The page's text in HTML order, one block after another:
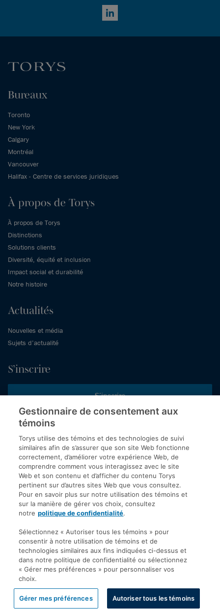
LinkedIn
Bureaux
Toronto
New York
Calgary
Montréal
Vancouver
Halifax - Centre de services juridiques
À propos de Torys
À propos de Torys
Distinctions
Solutions clients
Diversité, équité et inclusion
Impact social et durabilité
Notre histoire
Actualités
Nouvelles et média
Sujets d’actualité
S’inscrire
S’inscrire
Inscrivez-vous aux publications de Torys pour recevoir nos derniers
commentaires, notre calendrier de webinaires et d’événements et
plus encore.
© 2026 Société d'avocats Torys S.E.N.C.R.L. Tous droits
réservés.
Politique de protection des renseignements personnels
Droit d’auteur
Avis de non-responsabilité
Modalités générales
Accessibilité
Gestionnaire de consentement aux
témoins
Torys utilise des témoins et des technologies de suivi
similaires afin de s’assurer que son site Web fonctionne
correctement, d’améliorer votre expérience Web, de
comprendre comment vous interagissez avec le site
Web et son contenu et d’afficher du contenu Torys
pertinent sur d’autres sites Web que vous consultez.
Pour en savoir plus sur notre utilisation des témoins et
sur la manière de gérer vos choix, consultez
notre politique de confidentialité.
Sélectionnez « Autoriser tous les témoins » pour
consentir à notre utilisation de témoins et de
technologies similaires aux fins indiquées ci-dessus et
dans notre politique de confidentialité ou sélectionnez
« Gérer mes préférences » pour personnaliser vos
choix.
Gérer mes préférences Autoriser tous les témoins